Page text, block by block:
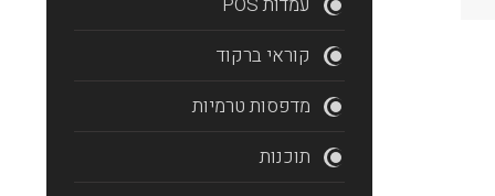
קוראי ברקוד
מדפסות טרמיות
תוכנות